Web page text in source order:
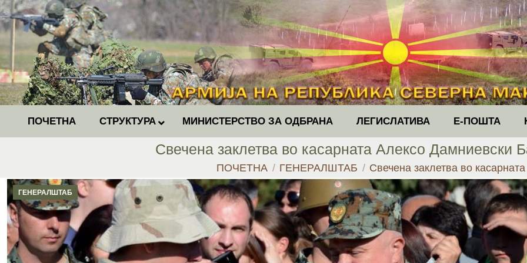
ПОЧЕТНА СТРУКТУРА МИНИСТЕРСТВО ЗА ОДБРАНА ЛЕГИСЛАТИВА Е-ПОШТА
Свечена заклетва во касарната Алексо Дамниевски
You are here:
ПОЧЕТНА ГЕНЕРАЛШТАБ Свечена заклетва во
ГЕНЕРАЛШТАБ